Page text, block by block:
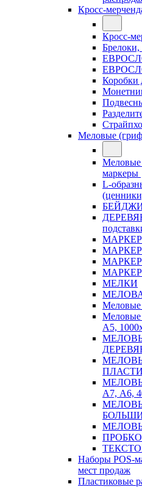
Кросс-
Кросс-
Коробки
Меловые
Меловые
маркеры
L-
БЕЙДЖИ
МЕЛКИ
А5,
А7, А6,
Наборы POS-
мест продаж
Пластиковые